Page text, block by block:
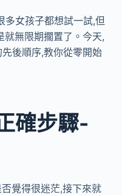
多女孩子都想試一試,但
就無限期擱置了。今天,
後順序,教你從零開始
確步驟-
覺得很迷茫,接下來就